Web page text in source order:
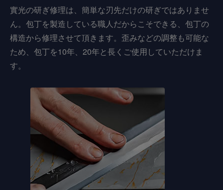
實光の研ぎ修理は、簡単な刃先だけの研ぎではありませ
ん。包丁を製造している職人だからこそできる、包丁の
構造から修理させて頂きます。歪みなどの調整も可能な
ため、包丁を10年、20年と長くご使用していただけま
す。